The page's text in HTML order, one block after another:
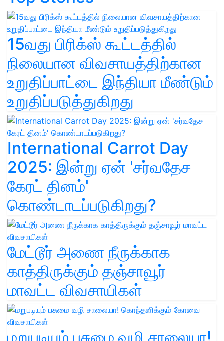
15வது பிரிக்ஸ் கூட்டத்தில்
நிலையான விவசாயத்திற்கான
உறுதிப்பாட்டை இந்தியா மீண்டும்
உறுதிப்படுத்துகிறது
International Carrot Day
2025: இன்று ஏன் 'சர்வதேச
கேரட் தினம்'
கொண்டாடப்படுகிறது?
மேட்டூர் அணை நீருக்காக
காத்திருக்கும் தஞ்சாவூர்
மாவட்ட விவசாயிகள்
மறுபடியும் பசுமை வழி சாலையா!